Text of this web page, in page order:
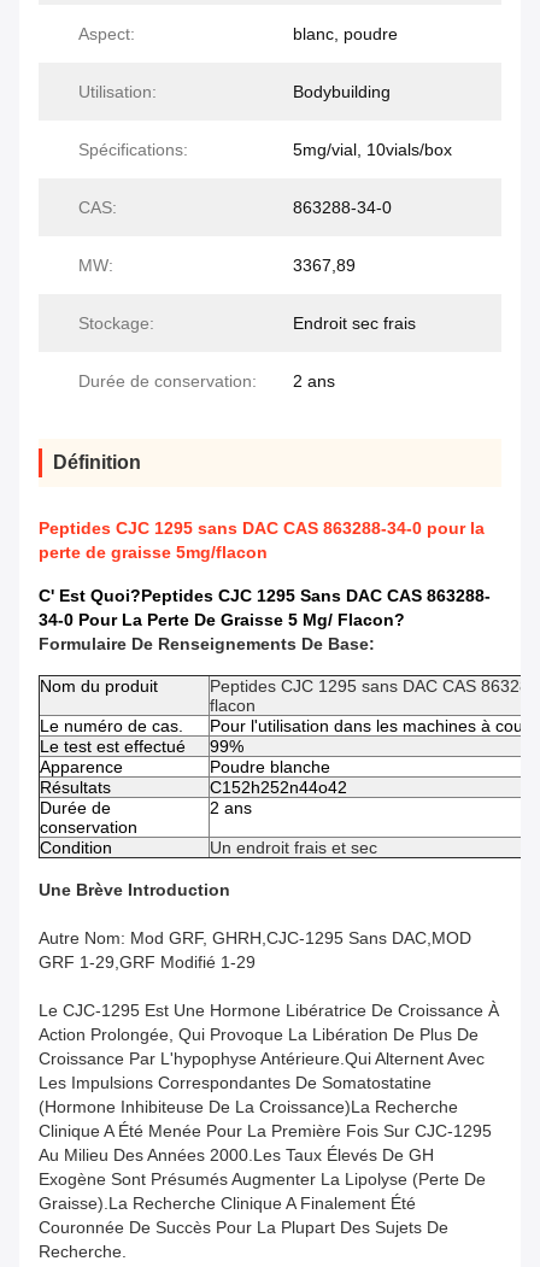
Aspect: blanc, poudre
Utilisation: Bodybuilding
Spécifications: 5mg/vial, 10vials/box
CAS: 863288-34-0
MW: 3367,89
Stockage: Endroit sec frais
Durée de conservation: 2 ans
Définition
Peptides CJC 1295 sans DAC CAS 863288-34-0 pour la
perte de graisse 5mg/flacon
C' Est Quoi?Peptides CJC 1295 Sans DAC CAS 863288-
34-0 Pour La Perte De Graisse 5 Mg/ Flacon?
Formulaire De Renseignements De Base:
Nom du produit
Peptides CJC 1295 sans DAC CAS
flacon
Le numéro de cas.
Pour l'utilisation dans les machines à
Le test est effectué
99%
Apparence
Poudre blanche
Résultats
C152h252n44o42
Durée de
conservation
2 ans
Condition Un endroit frais et sec
Une Brève Introduction
Autre Nom: Mod GRF, GHRH,CJC-1295 Sans DAC,MOD
GRF 1-29,GRF Modifié 1-29
Le CJC-1295 Est Une Hormone Libératrice De Croissance À
Action Prolongée, Qui Provoque La Libération De Plus De
Croissance Par L'hypophyse Antérieure.qui Alternent Avec
Les Impulsions Correspondantes De Somatostatine
(hormone Inhibiteuse De La Croissance)La Recherche
Clinique A Été Menée Pour La Première Fois Sur CJC-1295
Au Milieu Des Années 2000.Les Taux Élevés De GH
Exogène Sont Présumés Augmenter La Lipolyse (perte De
Graisse).La Recherche Clinique A Finalement Été
Couronnée De Succès Pour La Plupart Des Sujets De
Recherche.